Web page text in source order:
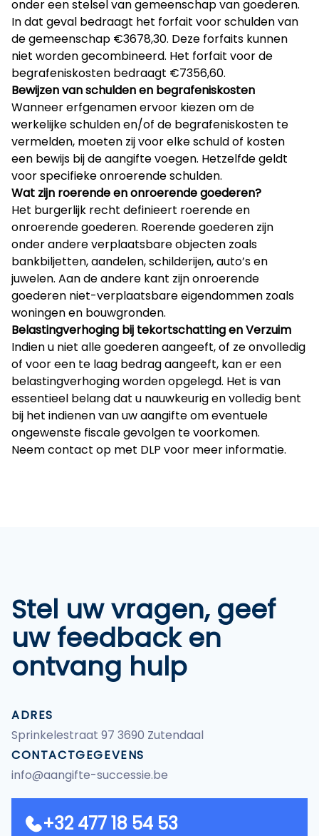
onder een stelsel van gemeenschap van goederen.
In dat geval bedraagt het forfait voor schulden van
de gemeenschap €3678,30. Deze forfaits kunnen
niet worden gecombineerd. Het forfait voor de
begrafeniskosten bedraagt €7356,60.
Bewijzen van schulden en begrafeniskosten
Wanneer erfgenamen ervoor kiezen om de
werkelijke schulden en/of de begrafeniskosten te
vermelden, moeten zij voor elke schuld of kosten
een bewijs bij de aangifte voegen. Hetzelfde geldt
voor specifieke onroerende schulden.
Wat zijn roerende en onroerende goederen?
Het burgerlijk recht definieert roerende en
onroerende goederen. Roerende goederen zijn
onder andere verplaatsbare objecten zoals
bankbiljetten, aandelen, schilderijen, auto’s en
juwelen. Aan de andere kant zijn onroerende
goederen niet-verplaatsbare eigendommen zoals
woningen en bouwgronden.
Belastingverhoging bij tekortschatting en Verzuim
Indien u niet alle goederen aangeeft, of ze onvolledig
of voor een te laag bedrag aangeeft, kan er een
belastingverhoging worden opgelegd. Het is van
essentieel belang dat u nauwkeurig en volledig bent
bij het indienen van uw aangifte om eventuele
ongewenste fiscale gevolgen te voorkomen.
Neem contact op met DLP voor meer informatie.
Stel uw vragen, geef
uw feedback en
ontvang hulp
ADRES
Sprinkelestraat 97 3690 Zutendaal
CONTACTGEGEVENS
info@aangifte-successie.be
+32 477 18 54 53